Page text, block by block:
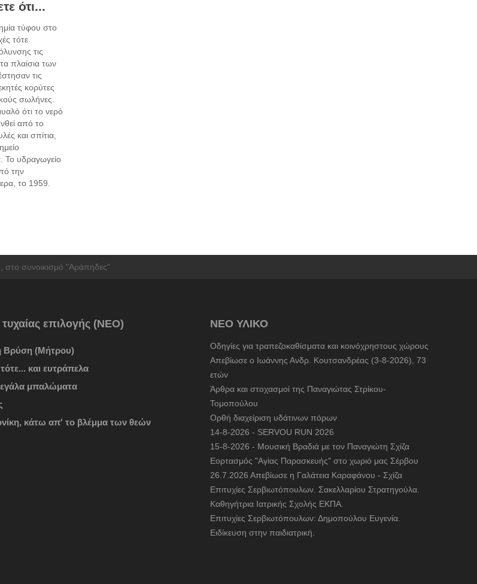
ότι...
τύφου στο
τότε
τις
πλαίσια των
τις
κορύτες
σωλήνες.
ότι το νερό
από το
και σπίτια,
Το υδραγωγείο
την
το 1959.
στο συνοικισμό "Αράπηδες"
επιλογής (ΝΕΟ)
Βρύση (Μήτρου)
και ευτράπελα
μπαλώματα
κάτω απ' το βλέμμα των θεών
ΝΕΟ ΥΛΙΚΟ
Οδηγίες για τραπεζοκαθίσματα και κοινόχρηστους χώρους
Απεβίωσε ο Ιωάννης Ανδρ. Κουτσανδρέας (3-8-2026), 73
ετών
Άρθρα και στοχασμοί της Παναγιώτας Στρίκου-
Τομοπούλου
Ορθή διαχείριση υδάτινων πόρων
14-8-2026 - SERVOU RUN 2026
15-8-2026 - Μουσική Βραδιά με τον Παναγιώτη Σχίζα
Εορτασμός "Αγίας Παρασκευής" στο χωριό μας Σέρβου
26.7.2026 Απεβίωσε η Γαλάτεια Καραφάνου - Σχίζα
Επιτυχίες Σερβιωτόπουλων. Σακελλαρίου Στρατηγούλα.
Καθηγήτρια Ιατρικής Σχολής ΕΚΠΑ.
Επιτυχίες Σερβιωτόπουλων: Δημοπούλου Ευγενία.
Ειδίκευση στην παιδιατρική.